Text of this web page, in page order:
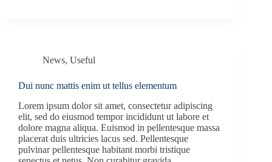
News, Useful
Dui nunc mattis enim ut tellus elementum
Lorem ipsum dolor sit amet, consectetur adipiscing
elit, sed do eiusmod tempor incididunt ut labore et
dolore magna aliqua. Euismod in pellentesque massa
placerat duis ultricies lacus sed. Pellentesque
pulvinar pellentesque habitant morbi tristique